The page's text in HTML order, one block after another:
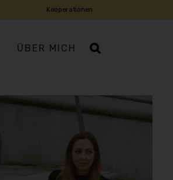
Kooperationen
ÜBER MICH